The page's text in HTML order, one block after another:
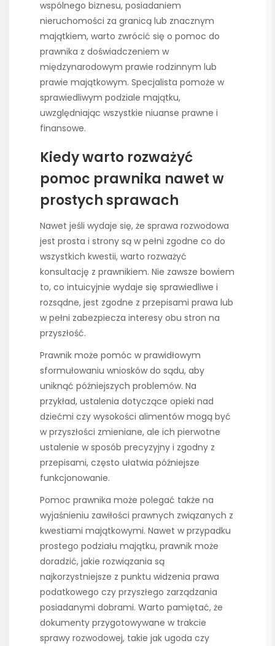
wspólnego biznesu, posiadaniem
nieruchomości za granicą lub znacznym
majątkiem, warto zwrócić się o pomoc do
prawnika z doświadczeniem w
międzynarodowym prawie rodzinnym lub
prawie majątkowym. Specjalista pomoże w
sprawiedliwym podziale majątku,
uwzględniając wszystkie niuanse prawne i
finansowe.
Kiedy warto rozważyć
pomoc prawnika nawet w
prostych sprawach
Nawet jeśli wydaje się, że sprawa rozwodowa
jest prosta i strony są w pełni zgodne co do
wszystkich kwestii, warto rozważyć
konsultację z prawnikiem. Nie zawsze bowiem
to, co intuicyjnie wydaje się sprawiedliwe i
rozsądne, jest zgodne z przepisami prawa lub
w pełni zabezpiecza interesy obu stron na
przyszłość.
Prawnik może pomóc w prawidłowym
sformułowaniu wniosków do sądu, aby
uniknąć późniejszych problemów. Na
przykład, ustalenia dotyczące opieki nad
dziećmi czy wysokości alimentów mogą być
w przyszłości zmieniane, ale ich pierwotne
ustalenie w sposób precyzyjny i zgodny z
przepisami, często ułatwia późniejsze
funkcjonowanie.
Pomoc prawnika może polegać także na
wyjaśnieniu zawiłości prawnych związanych z
kwestiami majątkowymi. Nawet w przypadku
prostego podziału majątku, prawnik może
doradzić, jakie rozwiązania są
najkorzystniejsze z punktu widzenia prawa
podatkowego czy przyszłego zarządzania
posiadanymi dobrami. Warto pamiętać, że
dokumenty przygotowywane w trakcie
sprawy rozwodowej, takie jak ugoda czy